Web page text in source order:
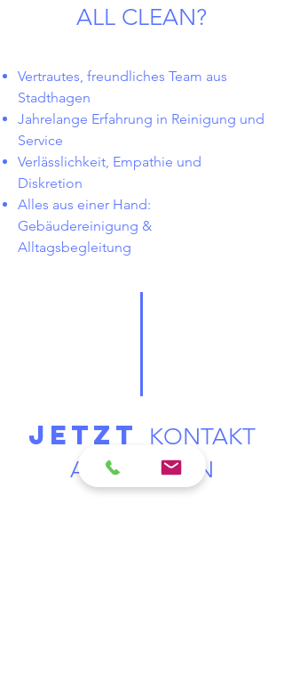
ALL CLEAN?
Vertrautes, freundliches Team aus
Stadthagen
Jahrelange Erfahrung in Reinigung und
Service
Verlässlichkeit, Empathie und
Diskretion
Alles aus einer Hand:
Gebäudereinigung &
Alltagsbegleitung
JETZT
KONTAKT
AUFNEHMEN